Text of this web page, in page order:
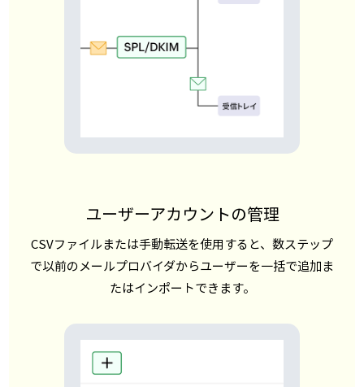
ユーザーアカウントの管理
CSVファイルまたは手動転送を使用すると、数ステップ
で以前のメールプロバイダからユーザーを一括で追加ま
たはインポートできます。